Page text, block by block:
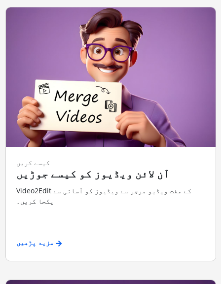
کیسے کریں
آن لائن ویڈیوز کو کیسے جوڑیں
Video2Edit کے مفت ویڈیو مرجر سے ویڈیوز کو آسانی سے
یکجا کریں۔
مزید پڑھیں